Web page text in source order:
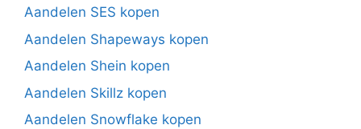
Aandelen SES kopen
Aandelen Shapeways kopen
Aandelen Shein kopen
Aandelen Skillz kopen
Aandelen Snowflake kopen